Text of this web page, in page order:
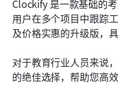
Clockify 是一款基础的
用户在多个项目中跟踪
及价格实惠的升级版，
对于教育行业人员来说
的绝佳选择，帮助您高